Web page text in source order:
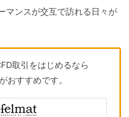
マンスが交互で訪れる日々が
取引をはじめるなら
おすすめです。